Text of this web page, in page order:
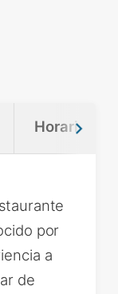
Horario
por
a
de